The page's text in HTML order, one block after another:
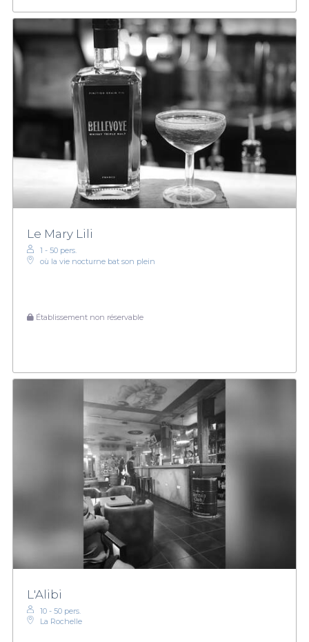
Le Mary Lili
1 - 50 pers.
où la vie nocturne bat son plein
Établissement non réservable
L'Alibi
10 - 50 pers.
La Rochelle